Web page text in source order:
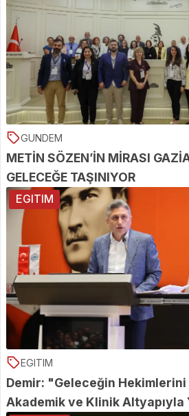
GUNDEM
METİN SÖZEN’İN MİRASI
GELECEĞE TAŞINIYOR
EGITIM
Demir: "Geleceğin Hekimlerini
Akademik ve Klinik
EGITIM